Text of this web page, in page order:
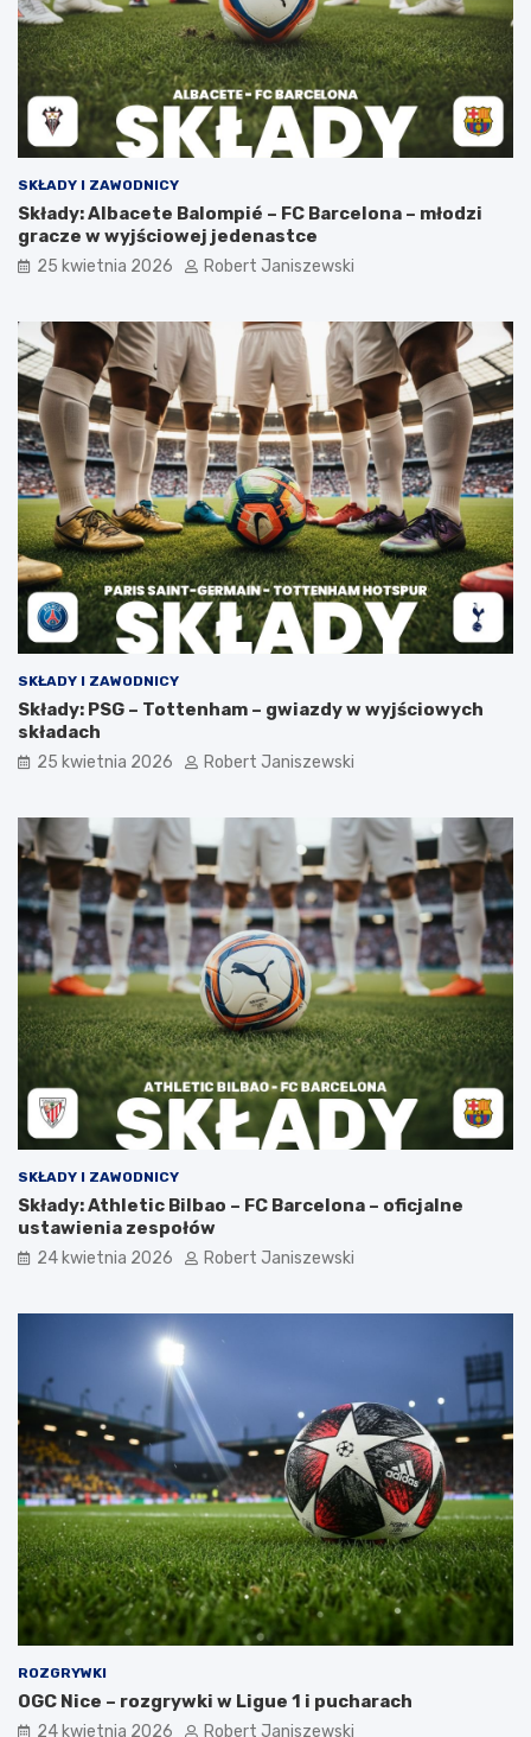
SKŁADY I ZAWODNICY
Składy: Albacete Balompié – FC Barcelona – młodzi
gracze w wyjściowej jedenastce
25 kwietnia 2026 Robert Janiszewski
SKŁADY I ZAWODNICY
Składy: PSG – Tottenham – gwiazdy w wyjściowych
składach
25 kwietnia 2026 Robert Janiszewski
SKŁADY I ZAWODNICY
Składy: Athletic Bilbao – FC Barcelona – oficjalne
ustawienia zespołów
24 kwietnia 2026 Robert Janiszewski
ROZGRYWKI
OGC Nice – rozgrywki w Ligue 1 i pucharach
24 kwietnia 2026 Robert Janiszewski